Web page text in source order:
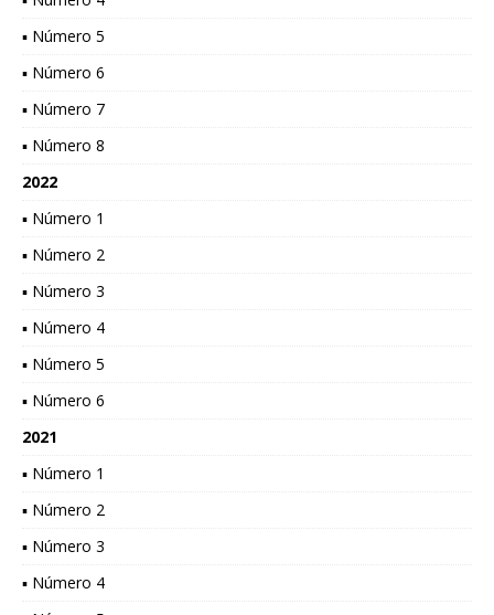
▪ Número 5
▪ Número 6
▪ Número 7
▪ Número 8
2022
▪ Número 1
▪ Número 2
▪ Número 3
▪ Número 4
▪ Número 5
▪ Número 6
2021
▪ Número 1
▪ Número 2
▪ Número 3
▪ Número 4